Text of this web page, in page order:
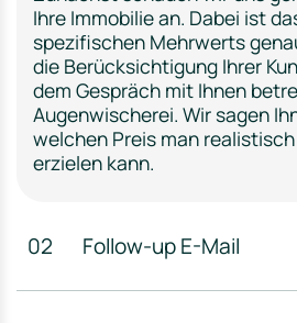
Ihre Immobilie an. Dabei ist
spezifischen Mehrwerts
die Berücksichtigung Ihrer
dem Gespräch mit Ihnen
Augenwischerei. Wir sagen
welchen Preis man
erzielen kann.
02 Follow-up E-Mail